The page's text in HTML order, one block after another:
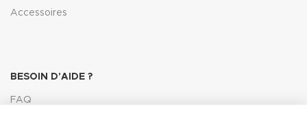
Accessoires
BESOIN D'AIDE ?
FAQ